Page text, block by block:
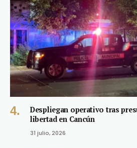
Despliegan operativo tras
libertad en Cancún
31 julio, 2026